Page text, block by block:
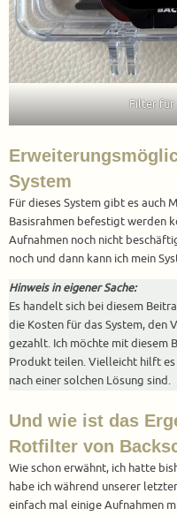
Filter für
System
Für dieses System gibt es auch
Basisrahmen befestigt werden
Aufnahmen noch nicht
noch und dann kann ich mein
Hinweis in eigener Sache:
Es handelt sich bei diesem
die Kosten für das System, den
gezahlt. Ich möchte mit diesem
Produkt teilen. Vielleicht hilft es
nach einer solchen Lösung sind.
Und wie ist das
Rotfilter von
Wie schon erwähnt, ich hatte
habe ich während unserer
einfach mal einige Aufnahmen